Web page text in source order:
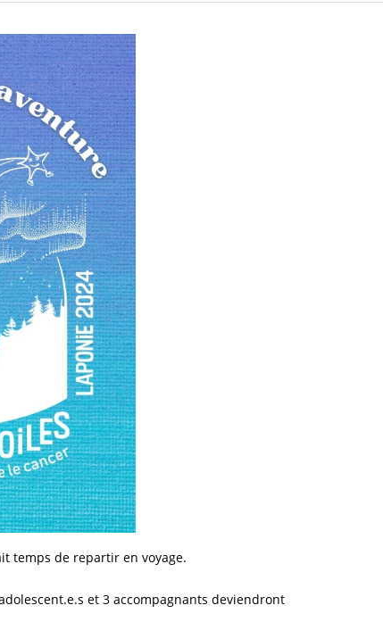
temps de repartir en voyage.
et 3 accompagnants deviendront